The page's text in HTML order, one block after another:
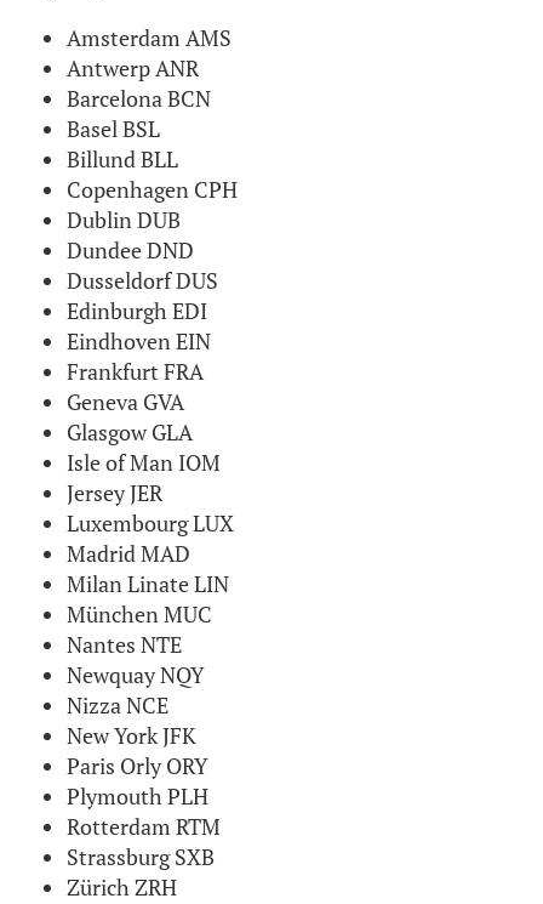
Amsterdam AMS
Antwerp ANR
Barcelona BCN
Basel BSL
Billund BLL
Copenhagen CPH
Dublin DUB
Dundee DND
Dusseldorf DUS
Edinburgh EDI
Eindhoven EIN
Frankfurt FRA
Geneva GVA
Glasgow GLA
Isle of Man IOM
Jersey JER
Luxembourg LUX
Madrid MAD
Milan Linate LIN
München MUC
Nantes NTE
Newquay NQY
Nizza NCE
New York JFK
Paris Orly ORY
Plymouth PLH
Rotterdam RTM
Strassburg SXB
Zürich ZRH